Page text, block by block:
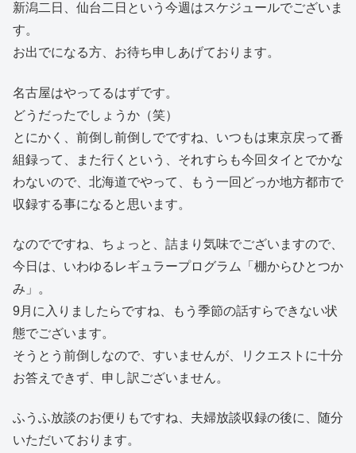
新潟二日、仙台二日という今週はスケジュールでございま
す。
お出でになる方、お待ち申しあげております。
名古屋はやってるはずです。
どうだったでしょうか（笑）
とにかく、前倒し前倒しでですね、いつもは東京戻って番
組録って、また行くという、それすらも今回タイとでかな
わないので、北海道でやって、もう一回どっか地方都市で
収録する事になると思います。
なのでですね、ちょっと、詰まり気味でございますので、
今日は、いわゆるレギュラープログラム「棚からひとつか
み」。
9月に入りましたらですね、もう季節の話すらできない状
態でございます。
そうとう前倒しなので、すいませんが、リクエストに十分
お答えできず、申し訳ございません。
ふうふ放談のお便りもですね、夫婦放談収録の後に、随分
いただいております。